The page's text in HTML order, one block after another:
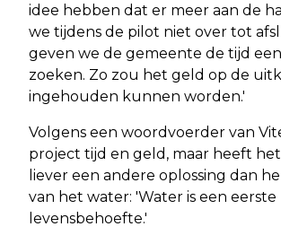
idee hebben dat er meer aan de
we tijdens de pilot niet over tot
geven we de gemeente de tijd
zoeken. Zo zou het geld op de
ingehouden kunnen worden.'
Volgens een woordvoerder van
project tijd en geld, maar heeft
liever een andere oplossing dan
van het water: 'Water is een eerste
levensbehoefte.'